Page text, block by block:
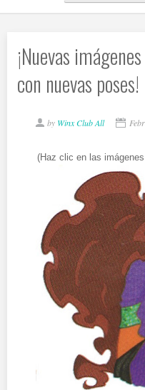
¡Nuevas
con nuevas poses!
by Winx Club All
(Haz clic en las